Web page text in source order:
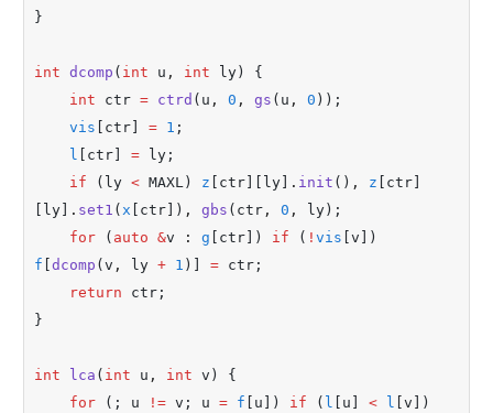
}
int dcomp ( int u , int ly) {
int ctr = ctrd (u , 0 , gs (u , 0 ));
vis [ctr] = 1 ;
l [ctr] = ly;
if (ly < MAXL) z [ctr][ly] . init () , z [ctr]
[ly]
. set1 ( x [ctr]) , gbs (ctr , 0 ,
ly);
for ( auto &v : g [ctr]) if ( ! vis
f dcomp (v , ly + 1 )] = ctr;
return ctr;
}
int lca ( int u , int v) {
for (; u != v; u = f [u]) if ( l [u] < l [v])